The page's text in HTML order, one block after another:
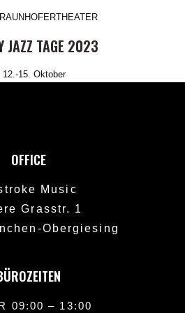
JAZZ TAGE 2023
12.-15. Oktober
OFFICE
Music
Grasstr. 1
Obergiesing
09:00 – 13:00